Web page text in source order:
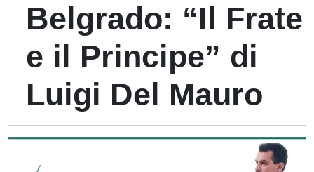
Belgrado: “Il Frate
e il Principe” di
Luigi Del Mauro